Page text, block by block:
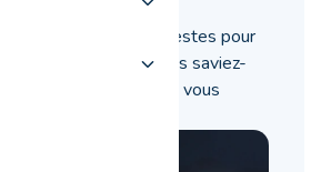
d’astuces et d’éco-gestes pour
énergétique. Mais saviez-
bien votre chaudière, vous
baisser la facture ?